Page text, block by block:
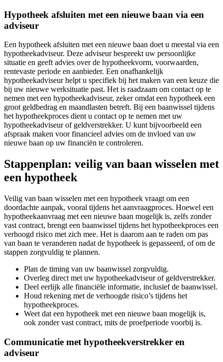
Hypotheek afsluiten met een nieuwe baan via een
adviseur
Een hypotheek afsluiten met een nieuwe baan doet u meestal via een
hypotheekadviseur. Deze adviseur bespreekt uw persoonlijke
situatie en geeft advies over de hypotheekvorm, voorwaarden,
rentevaste periode en aanbieder. Een onafhankelijk
hypotheekadviseur helpt u specifiek bij het maken van een keuze die
bij uw nieuwe werksituatie past. Het is raadzaam om contact op te
nemen met een hypotheekadviseur, zeker omdat een hypotheek een
groot geldbedrag en maandlasten betreft. Bij een baanwissel tijdens
het hypotheekproces dient u contact op te nemen met uw
hypotheekadviseur of geldverstrekker. U kunt bijvoorbeeld een
afspraak maken voor financieel advies om de invloed van uw
nieuwe baan op uw financiën te controleren.
Stappenplan: veilig van baan wisselen met
een hypotheek
Veilig van baan wisselen met een hypotheek vraagt om een
doordachte aanpak, vooral tijdens het aanvraagproces. Hoewel een
hypotheekaanvraag met een nieuwe baan mogelijk is, zelfs zonder
vast contract, brengt een baanwissel tijdens het hypotheekproces een
verhoogd risico met zich mee. Het is daarom aan te raden om pas
van baan te veranderen nadat de hypotheek is gepasseerd, of om de
stappen zorgvuldig te plannen.
Plan de timing van uw baanwissel zorgvuldig.
Overleg direct met uw hypotheekadviseur of geldverstrekker.
Deel eerlijk alle financiële informatie, inclusief de baanwissel.
Houd rekening met de verhoogde risico’s tijdens het
hypotheekproces.
Weet dat een hypotheek met een nieuwe baan mogelijk is,
ook zonder vast contract, mits de proefperiode voorbij is.
Communicatie met hypotheekverstrekker en
adviseur